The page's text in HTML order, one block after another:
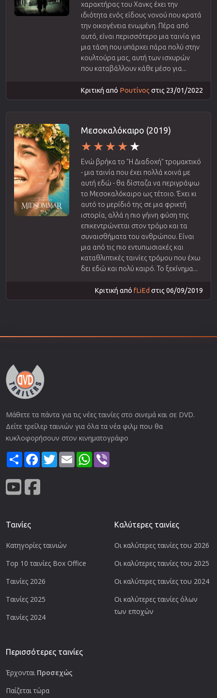
χαρακτήρας του Χανκς έχει την
ιδιότητα ενός είδους νονού που κρατά
την οικογένεια ενωμένη. Πέρα από
αυτό, είναι περισσότερο μια ταινία για
μια τάση που υπάρχει πάρα πολύ στην
κουλτούρα μας, αυτή των ισχυρών
που καταβάλλουν κάθε μέσο για...
Κριτική από Ρουτίνος στις 23/01/2022
Μεσοκαλόκαιρο (2019)
Ενώ βρήκα το "Η Διαδοχή" τρομακτικό
- μια ταινία που έχει πολλά κοινά με
αυτή εδώ - θα δίσταζα να περιγράψω
το Μεσοκαλόκαιρο ως τέτοιο. Έχει κι
αυτό το μερίδιό της σε μια φρικτή
ιστορία, αλλά η πιο γήινη φύση της
επικεντρώνεται στον τρόμο και τα
συναισθήματα του ανθρώπου. Είναι
μια από τις πιο εντυπωσιακές και
καταθλιπτικές ταινίες τρόμου που έχω
δει εδώ και πολύ καιρό. Το ξεκίνημα...
Κριτική από fLiEd στις 06/09/2019
Μάθετε τα πάντα για τις νέες ταινίες στο σινεμά και σε DVD.
Δείτε τρείλερ ταινιών για όλα τα νέα φιλμ που θα
κυκλοφορήσουν στον κινηματογράφο
ShareFacebook
TwitterEmail WhatsApp
Ταινίες
Κατηγορίες ταινιών
Top 10 ταινίες Box Office
Ταινίες 2026
Ταινίες 2025
Ταινίες 2024
Καλύτερες ταινίες
Οι καλύτερες ταινίες του 2026
Οι καλύτερες ταινίες του 2025
Οι καλύτερες ταινίες του 2024
Οι καλύτερες ταινίες όλων
των εποχών
Περισσότερες ταινίες
Έρχονται Προσεχώς
Παίζεται τώρα